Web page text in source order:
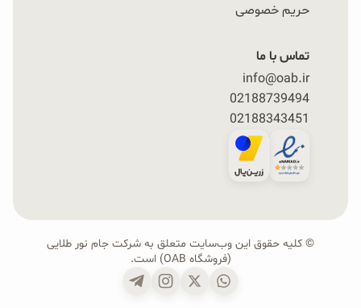
حریم خصوصی
تماس با ما
info@oab.ir
02188739494
02188343451
© کلیه حقوق این وب‌سایت متعلق به شرکت جام نور طلایی
(فروشگاه OAB) است.